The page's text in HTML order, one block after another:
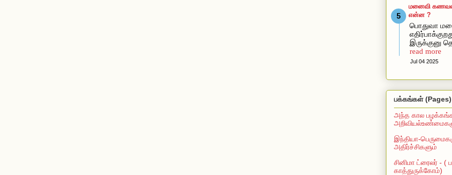
மனைவி
என்ன ?
பொதுவா
இருக்குனு
read more
Jul 04 2025
பக்கங்கள் (Pages)
அந்த கால
இந்தியா-
அதிர்ச்சிகளும்
சினிமா ட்ரைலர் - (
காத்துருக்கோம்)